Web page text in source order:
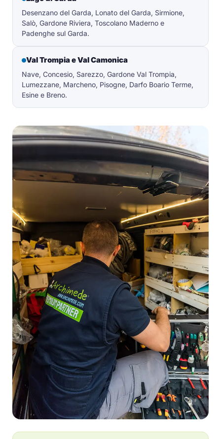
Desenzano del Garda, Lonato del Garda, Sirmione,
Salò, Gardone Riviera, Toscolano Maderno e
Padenghe sul Garda.
Val Trompia e Val Camonica
Nave, Concesio, Sarezzo, Gardone Val Trompia,
Lumezzane, Marcheno, Pisogne, Darfo Boario Terme,
Esine e Breno.